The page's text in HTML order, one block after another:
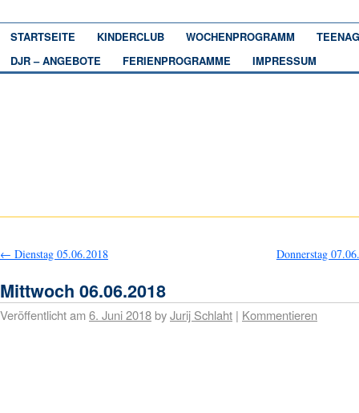
STARTSEITE KINDERCLUB WOCHENPROGRAMM
DJR – ANGEBOTE
FERIENPROGRAMME IMPRESSUM
← Dienstag 05.06.2018 Donnerstag
Mittwoch 06.06.2018
Veröffentlicht am6. Juni 2018byJurij Schlaht | Kommentieren